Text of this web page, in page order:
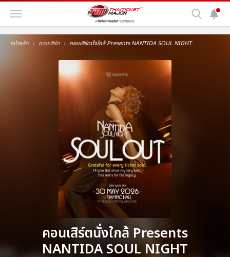
หน้าหลัก คอนเสิร์ต คอนเสิร์ตนั่งใกล้ Presents NANTIDA SOUL NIGHT
คอนเสิร์ตนั่งใกล้ Presents
NANTIDA SOUL NIGHT